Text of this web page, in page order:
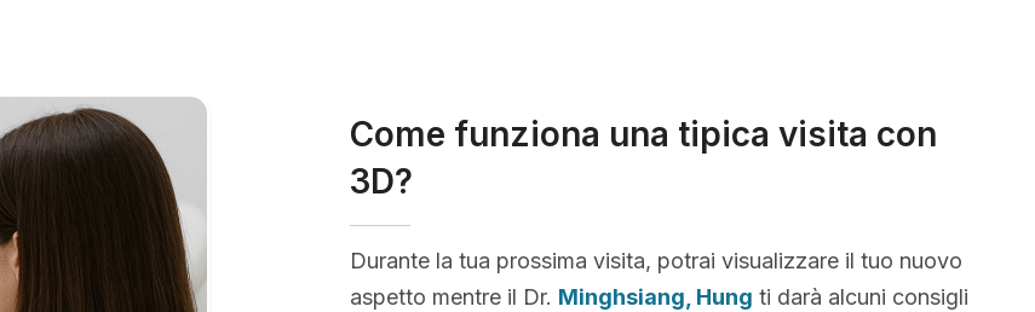
Come funziona una tipica visita con
3D?
Durante la tua prossima visita, potrai visualizzare il tuo nuovo
aspetto mentre il Dr. Minghsiang, Hung ti darà alcuni consigli